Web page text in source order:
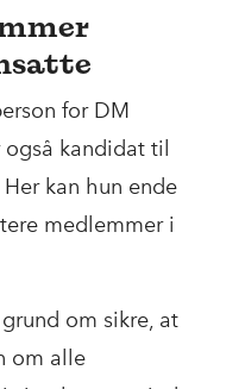
for DM
kandidat til
kan hun ende
medlemmer i
om sikre, at
om alle